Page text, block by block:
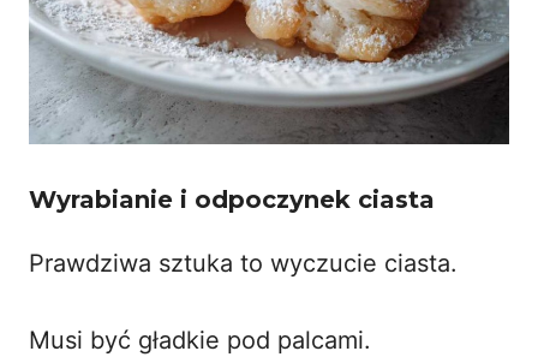
Wyrabianie i odpoczynek ciasta
Prawdziwa sztuka to wyczucie ciasta.
Musi być gładkie pod palcami.